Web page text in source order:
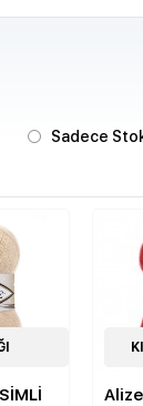
Sadece